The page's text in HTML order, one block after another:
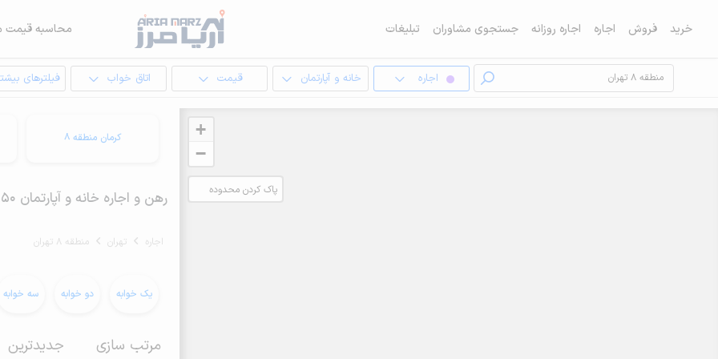
خرید فروش اجاره اجاره روزانه جستجوی مشاوران تبلیغات محاسبه قیمت
اجاره خانه و آپارتمان قیمت اتاق خواب فیلترهای
+
−
پاک کردن محدوده
کرمان منطقه 8
رهن و اجاره خانه و آپارتمان 50 متری در منطقه 8 تهران
اجاره تهران منطقه 8 تهران
یک خوابه دو خوابه سه خوابه
مرتب سازی جدیدترین